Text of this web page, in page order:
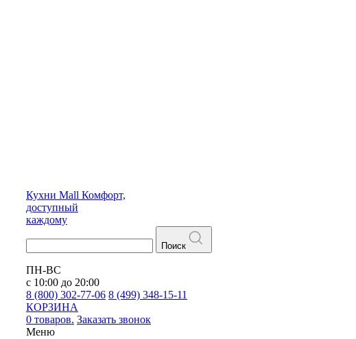
Кухни Mall Комфорт,
доступный
каждому
Поиск
ПН-ВС
с 10:00 до 20:00
8 (800) 302-77-06 8 (499) 348-15-11
КОРЗИНА
0 товаров. Заказать звонок
Меню